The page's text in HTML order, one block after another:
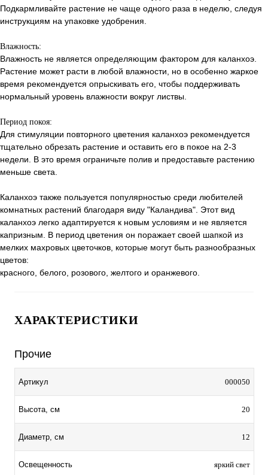
Подкармливайте растение не чаще одного раза в неделю, следуя
инструкциям на упаковке удобрения.
Влажность:
Влажность не является определяющим фактором для каланхоэ.
Растение может расти в любой влажности, но в особенно жаркое
время рекомендуется опрыскивать его, чтобы поддерживать
нормальный уровень влажности вокруг листвы.
Период покоя:
Для стимуляции повторного цветения каланхоэ рекомендуется
тщательно обрезать растение и оставить его в покое на 2-3
недели. В это время ограничьте полив и предоставьте растению
меньше света.
Каланхоэ также пользуется популярностью среди любителей
комнатных растений благодаря виду "Каландива". Этот вид
каланхоэ легко адаптируется к новым условиям и не является
капризным. В период цветения он поражает своей шапкой из
мелких махровых цветочков, которые могут быть разнообразных
цветов:
красного, белого, розового, желтого и оранжевого.
ХАРАКТЕРИСТИКИ
Прочие
Артикул 000050
Высота, см 20
Диаметр, см 12
Освещенность яркий свет